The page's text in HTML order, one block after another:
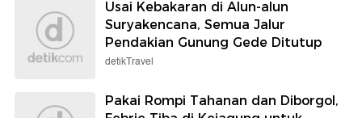
Usai Kebakaran di Alun-alun
Suryakencana, Semua Jalur
Pendakian Gunung Gede Ditutup
detikTravel
Pakai Rompi Tahanan dan Diborgol,